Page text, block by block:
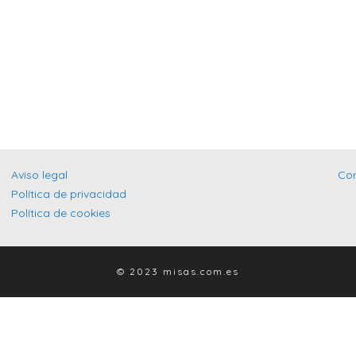
Aviso legal
Política de privacidad
Política de cookies
© 2023 misas.com.es